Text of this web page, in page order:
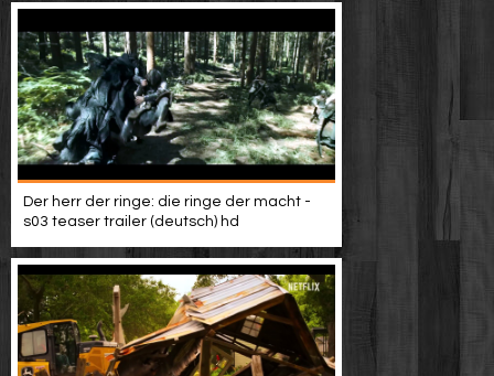
Der herr der ringe: die ringe der macht -
s03 teaser trailer (deutsch) hd